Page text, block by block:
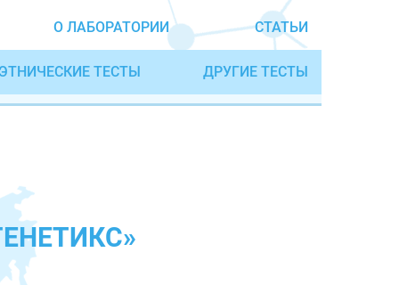
О ЛАБОРАТОРИИ СТАТЬИ
ТЕСТЫ ДРУГИЕ ТЕСТЫ